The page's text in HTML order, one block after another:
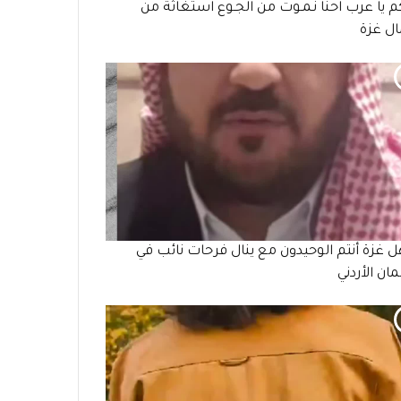
يا عرب احنا نـمـوت من الجـوع استغاثة من
غزة
غزة أنتم الوحيدون مع ينال فرحات نائب في
الأردني